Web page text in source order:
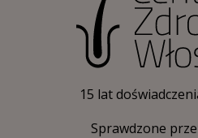
15 lat
Sprawdzone